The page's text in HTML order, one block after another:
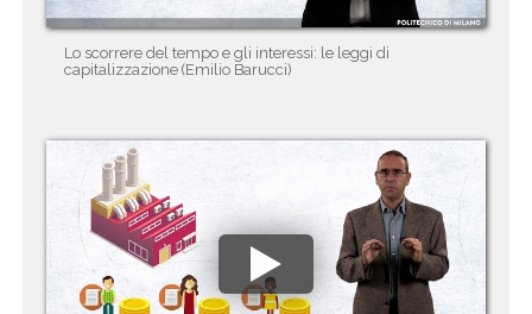
Lo scorrere del tempo e gli interessi: le leggi di
capitalizzazione (Emilio Barucci)